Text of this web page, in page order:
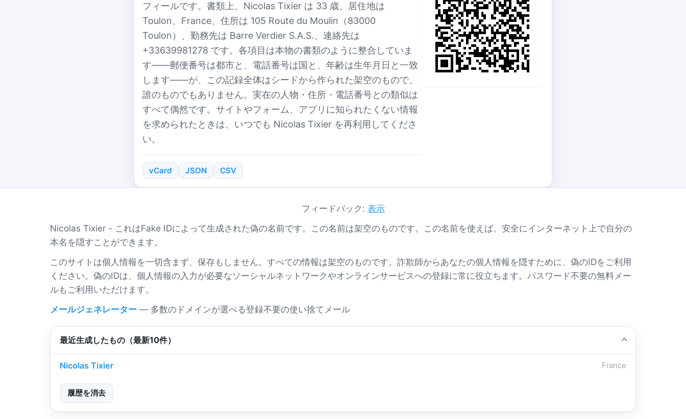
フィールです。書類上、Nicolas Tixier は 33 歳、居住地は
Toulon、France、住所は 105 Route du Moulin（83000
Toulon）、勤務先は Barre Verdier S.A.S.、連絡先は
+33639981278 です。各項目は本物の書類のように整合していま
す——郵便番号は都市と、電話番号は国と、年齢は生年月日と一致
します——が、この記録全体はシードから作られた架空のもので、
誰のものでもありません。実在の人物・住所・電話番号との類似は
すべて偶然です。サイトやフォーム、アプリに知られたくない情報
を求められたときは、いつでも Nicolas Tixier を再利用してくださ
い。
vCard JSON CSV
フィードバック: 表示
Nicolas Tixier - これはFake IDによって生成された偽の名前です。この名前は架空のものです。この名前を使えば、安全にインターネット上で自分の
本名を隠すことができます。
このサイトは個人情報を一切含まず、保存もしません。すべての情報は架空のものです。詐欺師からあなたの個人情報を隠すために、偽のIDをご利用
ください。偽のIDは、個人情報の入力が必要なソーシャルネットワークやオンラインサービスへの登録に常に役立ちます。パスワード不要の無料メー
ルもご利用いただけます。
メールジェネレーター — 多数のドメインが選べる登録不要の使い捨てメール
最近生成したもの（最新10件）
Nicolas Tixier France
履歴を消去